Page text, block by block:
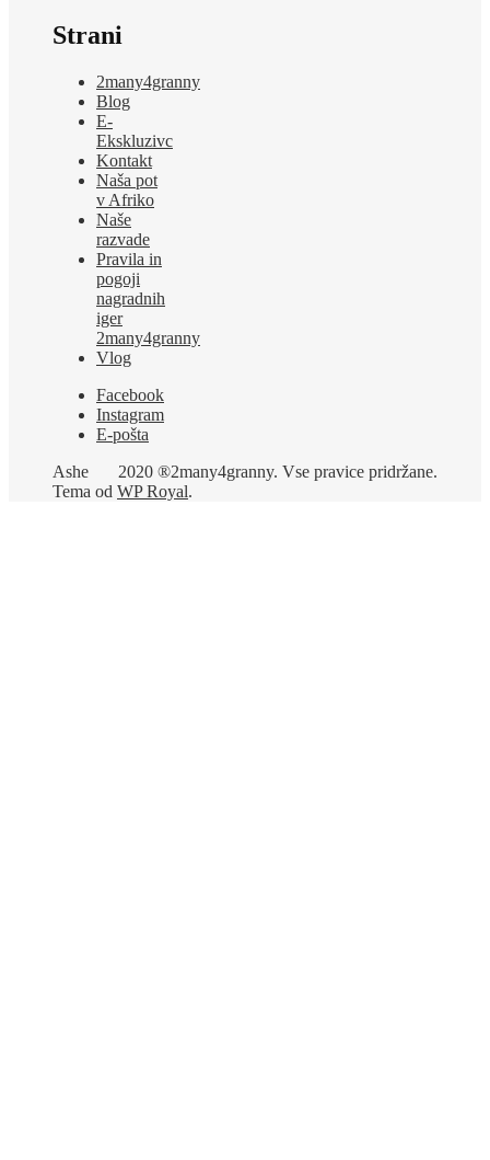
Strani
2many4granny
Blog
E-
Ekskluzivc
Kontakt
Naša pot
v Afriko
Naše
razvade
Pravila in
pogoji
nagradnih
iger
2many4granny
Vlog
Facebook
Instagram
E-pošta
2020 ®2many4granny. Vse pravice pridržane.
Ashe
Tema od WP Royal.